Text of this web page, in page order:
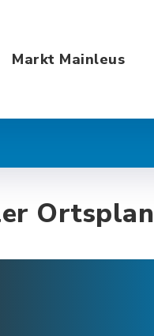
Markt Mainleus
Ortsplan